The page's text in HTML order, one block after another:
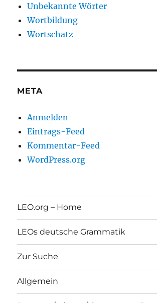
Unbekannte Wörter
Wortbildung
Wortschatz
META
Anmelden
Eintrags-Feed
Kommentar-Feed
WordPress.org
LEO.org – Home
LEOs deutsche Grammatik
Zur Suche
Allgemein